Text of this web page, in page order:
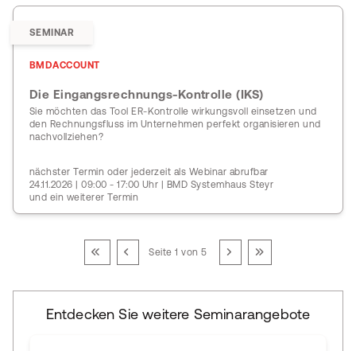
SEMINAR
BMDACCOUNT
Die Eingangsrechnungs-Kontrolle (IKS)
Sie möchten das Tool ER-Kontrolle wirkungsvoll einsetzen und
den Rechnungsfluss im Unternehmen perfekt organisieren und
nachvollziehen?
nächster Termin oder jederzeit als Webinar abrufbar
24.11.2026 | 09:00 - 17:00 Uhr | BMD Systemhaus Steyr
und ein weiterer Termin
Seite 1 von 5
Entdecken Sie weitere Seminarangebote